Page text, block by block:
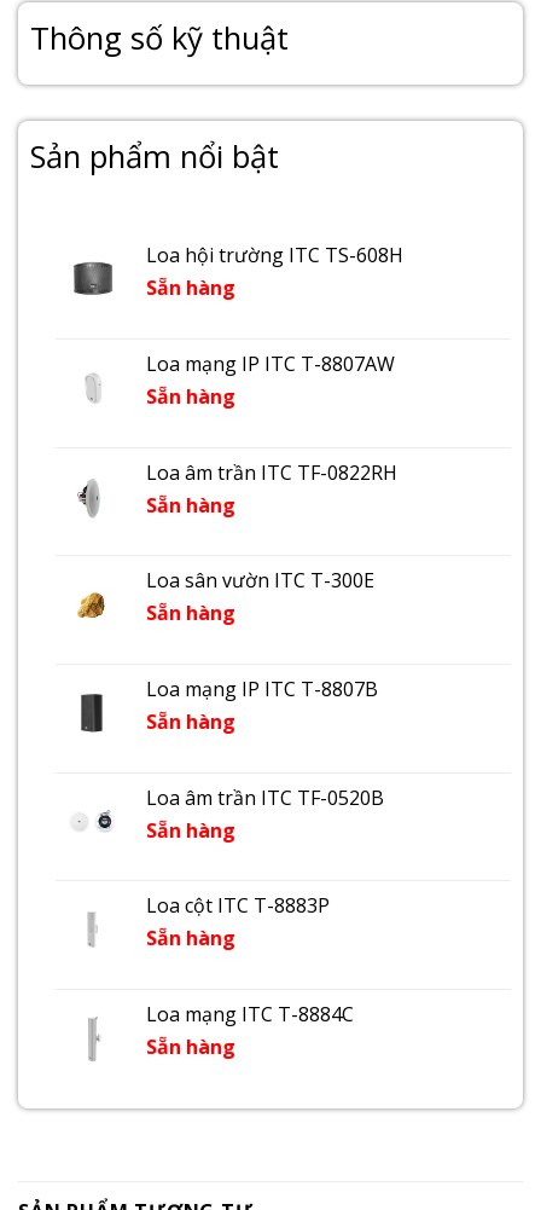
Thông số kỹ thuật
Sản phẩm nổi bật
Loa hội trường ITC TS-608H
Sẵn hàng
Loa mạng IP ITC T-8807AW
Sẵn hàng
Loa âm trần ITC TF-0822RH
Sẵn hàng
Loa sân vườn ITC T-300E
Sẵn hàng
Loa mạng IP ITC T-8807B
Sẵn hàng
Loa âm trần ITC TF-0520B
Sẵn hàng
Loa cột ITC T-8883P
Sẵn hàng
Loa mạng ITC T-8884C
Sẵn hàng